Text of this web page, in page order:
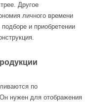
Другое
личного времени
и приобретении
по
нужен для отображения